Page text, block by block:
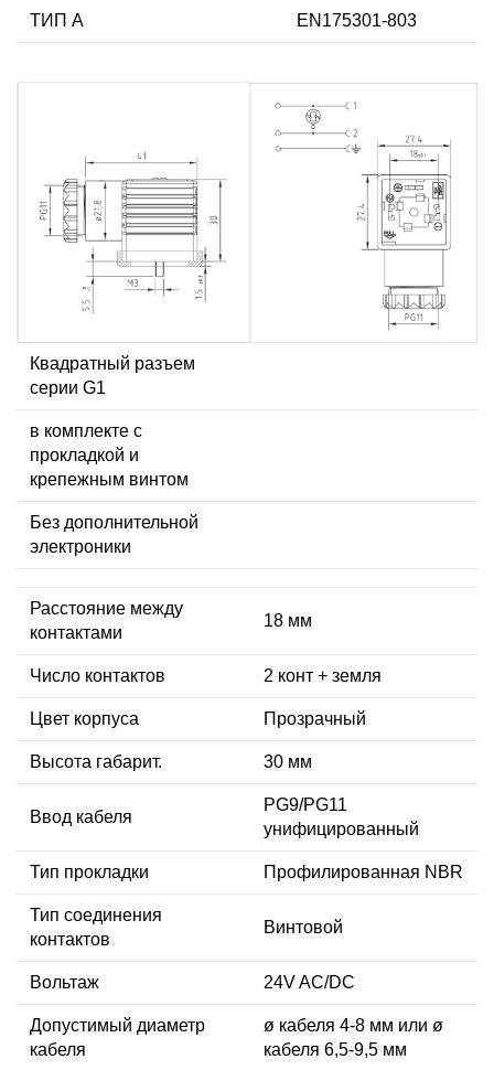
ТИП А EN175301-803
Квадратный разъем
серии G1
в комплекте с
прокладкой и
крепежным винтом
Без дополнительной
электроники
Расстояние между
контактами
18 мм
Число контактов 2 конт + земля
Цвет корпуса Прозрачный
Высота габарит. 30 мм
Ввод кабеля
PG9/PG11
унифицированный
Тип прокладки Профилированная NBR
Тип соединения
контактов
Винтовой
Вольтаж 24V AC/DC
Допустимый диаметр
кабеля
ø кабеля 4-8 мм или ø
кабеля 6,5-9,5 мм